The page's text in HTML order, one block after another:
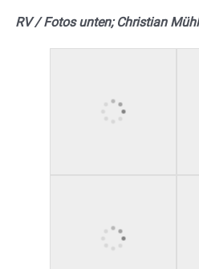
RV / Fotos unten; Christian